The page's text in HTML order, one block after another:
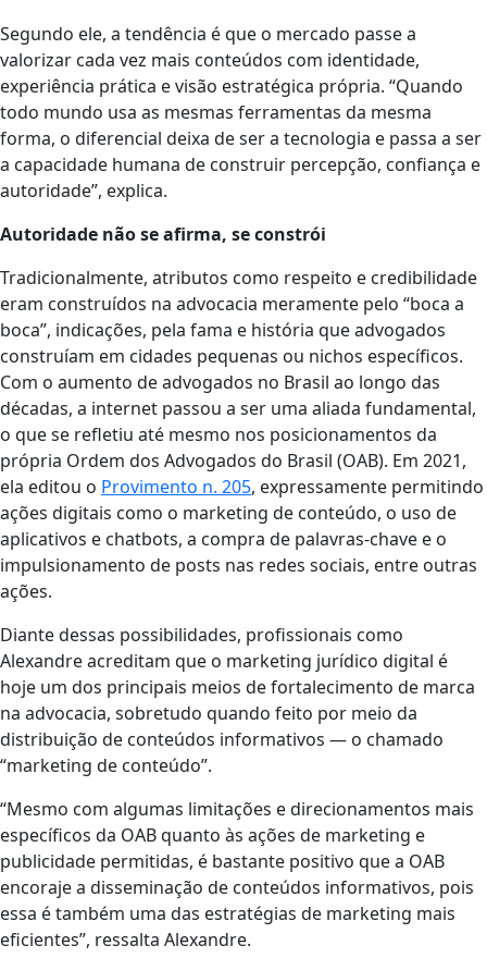
Segundo ele, a tendência é que o mercado passe a
valorizar cada vez mais conteúdos com identidade,
experiência prática e visão estratégica própria. “Quando
todo mundo usa as mesmas ferramentas da mesma
forma, o diferencial deixa de ser a tecnologia e passa a ser
a capacidade humana de construir percepção, confiança e
autoridade”, explica.
Autoridade não se afirma, se constrói
Tradicionalmente, atributos como respeito e credibilidade
eram construídos na advocacia meramente pelo “boca a
boca”, indicações, pela fama e história que advogados
construíam em cidades pequenas ou nichos específicos.
Com o aumento de advogados no Brasil ao longo das
décadas, a internet passou a ser uma aliada fundamental,
o que se refletiu até mesmo nos posicionamentos da
própria Ordem dos Advogados do Brasil (OAB). Em 2021,
ela editou o Provimento n. 205, expressamente permitindo
ações digitais como o marketing de conteúdo, o uso de
aplicativos e chatbots, a compra de palavras-chave e o
impulsionamento de posts nas redes sociais, entre outras
ações.
Diante dessas possibilidades, profissionais como
Alexandre acreditam que o marketing jurídico digital é
hoje um dos principais meios de fortalecimento de marca
na advocacia, sobretudo quando feito por meio da
distribuição de conteúdos informativos — o chamado
“marketing de conteúdo”.
“Mesmo com algumas limitações e direcionamentos mais
específicos da OAB quanto às ações de marketing e
publicidade permitidas, é bastante positivo que a OAB
encoraje a disseminação de conteúdos informativos, pois
essa é também uma das estratégias de marketing mais
eficientes”, ressalta Alexandre.